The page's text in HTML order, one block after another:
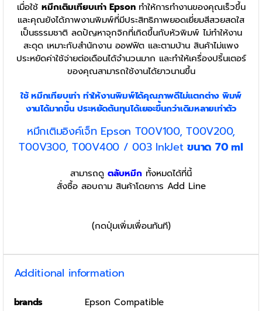
เมื่อใช้ หมึกเติมเทียบเท่า Epson ทำให้การทำงานของคุณเร็วขึ้น
และคุณยังได้ภาพงานพิมพ์ที่มีประสิทธิภาพยอดเยี่ยมสีสวยสดใส
เป็นธรรมชาติ ลดปัญหาจุกจิกที่เกิดขึ้นกับหัวพิมพ์ ไม่ทำให้งาน
สะดุด เหมาะกับสำนักงาน ออฟฟิต และตามบ้าน สินค้าไม่แพง
ประหยัดค่าใช้จ่ายต่อเดือนได้จำนวนมาก และทำให้เครื่องปริ้นเตอร์
ของคุณสามารถใช้งานได้ยาวนานขึ้น
ใช้ หมึกเทียบเท่า ทำให้งานพิมพ์ได้คุณภาพดีไม่แตกต่าง พิมพ์
งานได้มากขึ้น ประหยัดต้นทุนได้เยอะขึ้นกว่าเดิมหลายเท่าตัว
หมึกเติมอิงค์เจ็ท Epson T00V100, T00V200,
T00V300, T00V400 / 003 InkJetขนาด 70 ml
สามารถดู ตลับหมึก ทั้งหมดได้ที่นี้
สั่งซื้อ สอบถาม สินค้าโดยการ Add Line
(กดปุ่มเพิ่มเพื่อนทันที)
Additional information
brands Epson Compatible